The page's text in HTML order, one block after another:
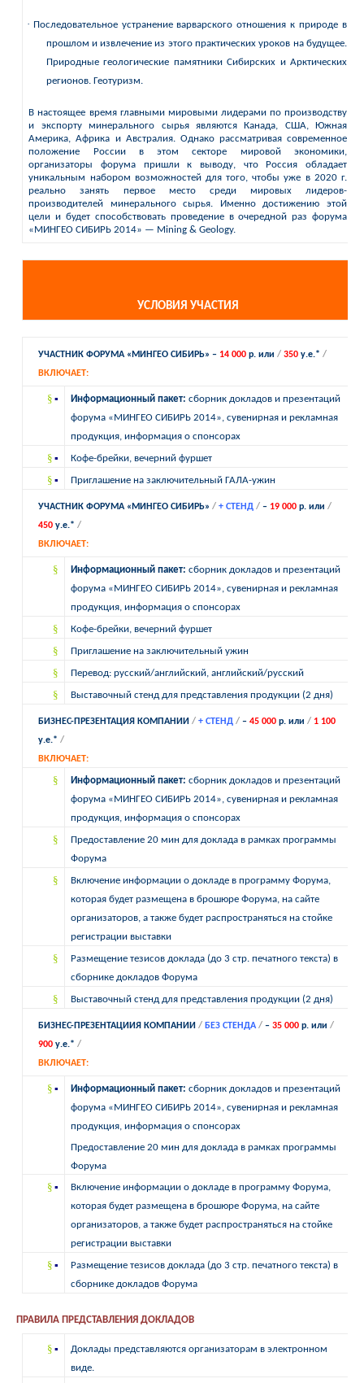
· Последовательное устранение варварского отношения к природе в
прошлом и извлечение из этого практических уроков на будущее.
Природные геологические памятники Сибирских и Арктических
регионов. Геотуризм.
В настоящее время главными мировыми лидерами по производству
и экспорту минерального сырья являются Канада, США, Южная
Америка, Африка и Австралия. Однако рассматривая современное
положение России в этом секторе мировой экономики,
организаторы форума пришли к выводу, что Россия обладает
уникальным набором возможностей для того, чтобы уже в 2020 г.
реально занять первое место среди мировых лидеров-
производителей минерального сырья. Именно достижению этой
цели и будет способствовать проведение в очередной раз форума
«МИНГЕО СИБИРЬ 2014» — Mining & Geology.
УСЛОВИЯ УЧАСТИЯ
УЧАСТНИК ФОРУМА «МИНГЕО СИБИРЬ» – 14 000р.или/350 у.е.* /
ВКЛЮЧАЕТ:
§ ▪ Информационный пакет: сборник докладов и презентаций
форума «МИНГЕО СИБИРЬ 2014», сувенирная и рекламная
продукция, информация о спонсорах
§ ▪ Кофе-брейки, вечерний фуршет
§ ▪ Приглашение на заключительный ГАЛА-ужин
УЧАСТНИК ФОРУМА «МИНГЕО СИБИРЬ» /+ СТЕНД/ – 19 000 р.или /
450 у.е.* /
ВКЛЮЧАЕТ:
§ Информационный пакет: сборник докладов и презентаций
форума «МИНГЕО СИБИРЬ 2014», сувенирная и рекламная
продукция, информация о спонсорах
§ Кофе-брейки, вечерний фуршет
§ Приглашение на заключительный ужин
§ Перевод: русский/английский, английский/русский
§ Выставочный стенд для представления продукции (2 дня)
БИЗНЕС-ПРЕЗЕНТАЦИЯ КОМПАНИИ /+ СТЕНД/ –45 000 р.или/ 1 100
у.е.* /
ВКЛЮЧАЕТ:
§ Информационный пакет: сборник докладов и презентаций
форума «МИНГЕО СИБИРЬ 2014», сувенирная и рекламная
продукция, информация о спонсорах
§
Предоставление 20 мин для доклада в рамках программы
Форума
§
Включение информации о докладе в программу Форума,
которая будет размещена в брошюре Форума, на сайте
организаторов, а также будет распространяться на стойке
регистрации выставки
§
Размещение тезисов доклада (до 3 стр. печатного текста) в
сборнике докладов Форума
§ Выставочный стенд для представления продукции (2 дня)
БИЗНЕС-ПРЕЗЕНТАЦИИЯ КОМПАНИИ / БЕЗ СТЕНДА/ –35 000 р. или /
900 у.е.* /
ВКЛЮЧАЕТ:
§ ▪ Информационный пакет: сборник докладов и презентаций
форума «МИНГЕО СИБИРЬ 2014», сувенирная и рекламная
продукция, информация о спонсорах
Предоставление 20 мин для доклада в рамках программы
Форума
§ ▪
Включение информации о докладе в программу Форума,
которая будет размещена в брошюре Форума, на сайте
организаторов, а также будет распространяться на стойке
регистрации выставки
§ ▪
Размещение тезисов доклада (до 3 стр. печатного текста) в
сборнике докладов Форума
ПРАВИЛА ПРЕДСТАВЛЕНИЯ ДОКЛАДОВ
§ ▪
Доклады представляются организаторам в электронном
виде.